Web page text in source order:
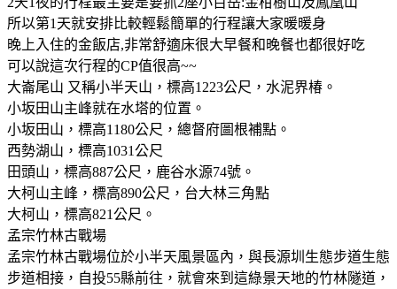
所以第1天就安排比較輕鬆簡單的行程讓大家暖暖身
晚上入住的金飯店,非常舒適床很大早餐和晚餐也都很好吃
可以說這次行程的CP值很高~~
大崙尾山 又稱小半天山，標高1223公尺，水泥界椿。
小坂田山主峰就在水塔的位置。
小坂田山，標高1180公尺，總督府圖根補點。
西勢湖山，標高1031公尺
田頭山，標高887公尺，鹿谷水源74號。
大柯山主峰，標高890公尺，台大林三角點
大柯山，標高821公尺。
孟宗竹林古戰場
孟宗竹林古戰場位於小半天風景區內，與長源圳生態步道生態
步道相接，自投55縣前往，就會來到這綠景天地的竹林隧道，